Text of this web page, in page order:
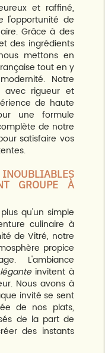
et raffiné,
l'opportunité de
Grâce à des
des ingrédients
mettons en
tout en y
Notre
avec rigueur et
de haute
une formule
de notre
satisfaire vos
GROUPE À
qu'un simple
culinaire à
de Vitré, notre
propice
L'ambiance
invitent à
Nous avons à
invité se sent
de nos plats,
de la part de
des instants